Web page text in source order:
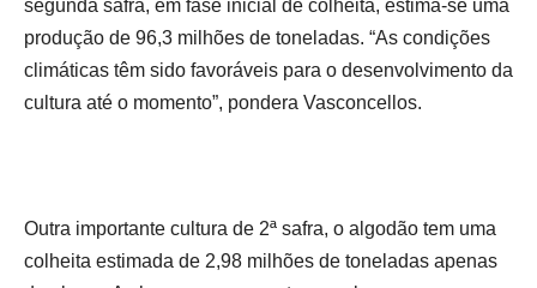
segunda safra, em fase inicial de colheita, estima-se uma
produção de 96,3 milhões de toneladas. “As condições
climáticas têm sido favoráveis para o desenvolvimento da
cultura até o momento”, pondera Vasconcellos.
Outra importante cultura de 2ª safra, o algodão tem uma
colheita estimada de 2,98 milhões de toneladas apenas